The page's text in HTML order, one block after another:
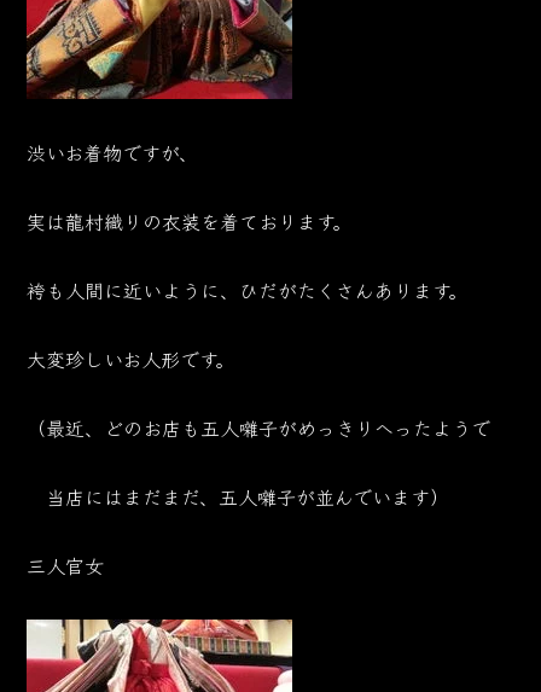
渋いお着物ですが、
実は龍村織りの衣装を着ております。
袴も人間に近いように、ひだがたくさんあります。
大変珍しいお人形です。
（最近、どのお店も五人囃子がめっきりへったようで
当店にはまだまだ、五人囃子が並んでいます）
三人官女